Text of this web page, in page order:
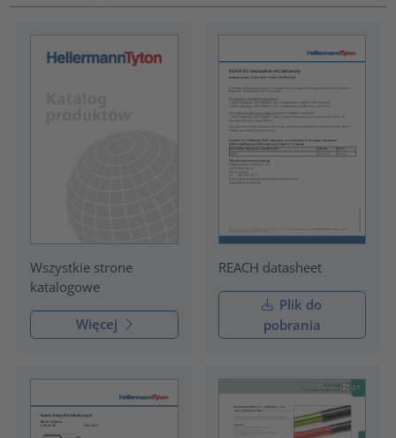
Wszystkie strone
katalogowe
Więcej
REACH datasheet
Plik do
pobrania